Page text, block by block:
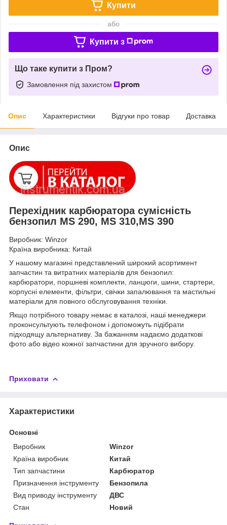
Купити
або
Купити з
Що таке купити з Пром?
Замовлення під захистом
Опис Характеристики Відгуки про товар Доставка
Опис
Перехідник карбюратора сумісність
бензопил MS 290, MS 310,MS 390
Виробник: Winzor
Країна виробника: Китай
У нашому магазині представлений широкий асортимент
запчастин та витратних матеріалів для бензопил:
карбюратори, поршневі комплекти, ланцюги, шини, стартери,
корпусні елементи, фільтри, свічки запалювання та мастильні
матеріали для повного обслуговування техніки.
Якщо потрібного товару немає в каталозі, наші менеджери
проконсультують телефоном і допоможуть підібрати
підходящу альтернативу. За бажанням надаємо додаткові
фото або відео кожної запчастини для зручного вибору.
Приховати
Характеристики
Основні
Виробник
Winzor
Країна виробник
Китай
Тип запчастини
Карбюратор
Призначення інструменту
Бензопила
Вид приводу інструменту
ДВС
Стан
Новий